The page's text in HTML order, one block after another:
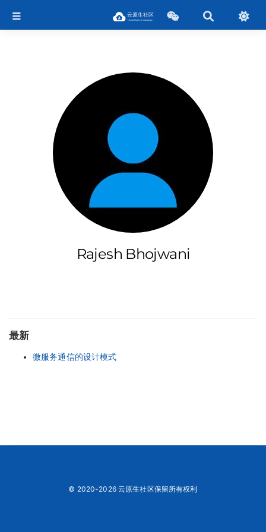
Rajesh Bhojwani
最新
微服务通信的设计模式
© 2020-2026 云原生社区保留所有权利